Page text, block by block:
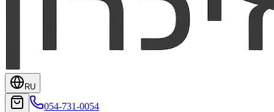
RU
054-731-0054